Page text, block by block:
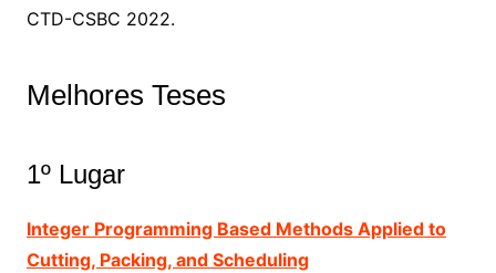
CTD-CSBC 2022.
Melhores Teses
1º Lugar
Integer Programming Based Methods Applied to
Cutting, Packing, and Scheduling